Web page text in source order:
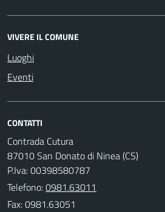
VIVERE IL COMUNE
Luoghi
Eventi
CONTATTI
Contrada Cutura
87010 San Donato di Ninea (CS)
P.Iva: 00398580787
Telefono:0981.63011
Fax: 0981.63051